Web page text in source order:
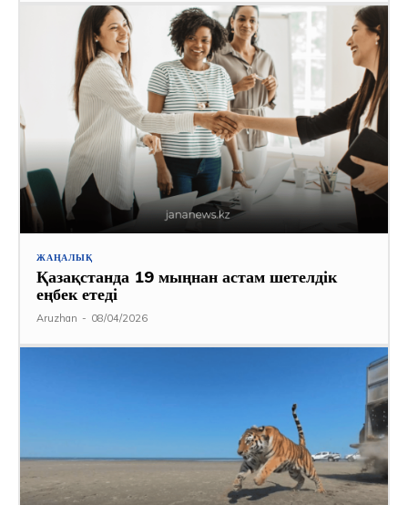
ЖАҢАЛЫҚ
Қазақстанда 19 мыңнан астам шетелдік
еңбек етеді
Aruzhan - 08/04/2026